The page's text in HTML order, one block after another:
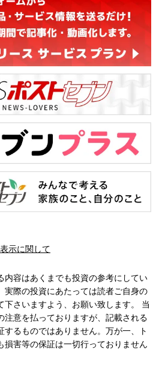
示に関して
内容はあくまでも投資の参考にしてい
実際の投資にあたっては読者ご自身の
下さいますよう、お願い致します。 当
注意を払っておりますが、記載される
するものではありません。万が一、ト
損害等の保証は一切行っておりません